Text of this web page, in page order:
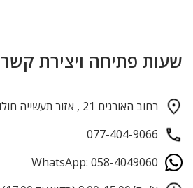
שעות פתיחה ויצירת קשר
רחוב האורגים 21 , אזור תעשייה חולון
077-404-9066
WhatsApp: 058-4049060